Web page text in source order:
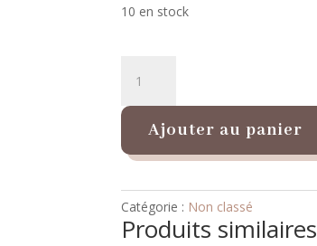
10 en stock
Se
Recentrer
:
Post
Natal
Ajouter au panier
Catégorie : Non classé
Produits similaires